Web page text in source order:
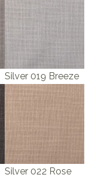
Silver 019 Breeze
Silver 022 Rose